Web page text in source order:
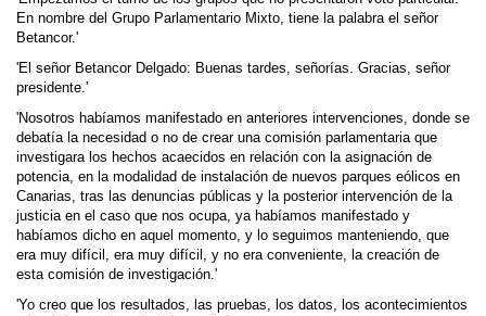
En nombre del Grupo Parlamentario Mixto, tiene la palabra el señor
Betancor.'
'El señor Betancor Delgado: Buenas tardes, señorías. Gracias, señor
presidente.'
'Nosotros habíamos manifestado en anteriores intervenciones, donde se
debatía la necesidad o no de crear una comisión parlamentaria que
investigara los hechos acaecidos en relación con la asignación de
potencia, en la modalidad de instalación de nuevos parques eólicos en
Canarias, tras las denuncias públicas y la posterior in­tervención de la
justicia en el caso que nos ocupa, ya habíamos manifestado y
habíamos dicho en aquel momento, y lo seguimos manteniendo, que
era muy difícil, era muy difícil, y no era con­veniente, la creación de
esta comisión de investigación.'
'Yo creo que los resultados, las pruebas, los datos, los acontecimientos